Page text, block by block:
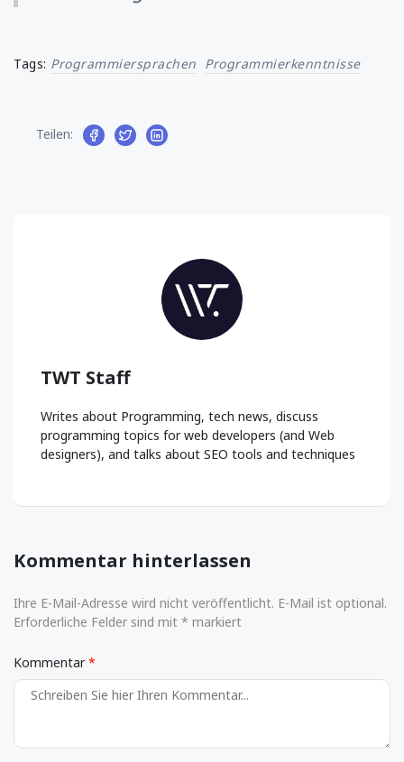
Tags: Programmiersprachen Programmierkenntnisse
Teilen:
TWT Staff
Writes about Programming, tech news, discuss
programming topics for web developers (and Web
designers), and talks about SEO tools and techniques
Kommentar hinterlassen
Ihre E-Mail-Adresse wird nicht veröffentlicht. E-Mail ist optional.
Erforderliche Felder sind mit * markiert
Kommentar